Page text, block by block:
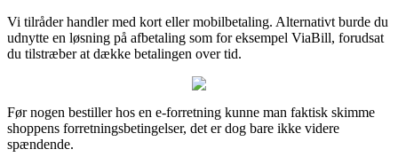
Vi tilråder handler med kort eller mobilbetaling. Alternativt burde du
udnytte en løsning på afbetaling som for eksempel ViaBill, forudsat
du tilstræber at dække betalingen over tid.
Før nogen bestiller hos en e-forretning kunne man faktisk skimme
shoppens forretningsbetingelser, det er dog bare ikke videre
spændende.